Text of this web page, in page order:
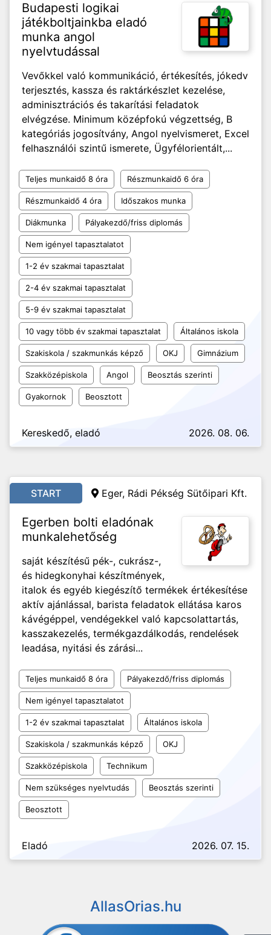
Budapesti logikai
játékboltjainkba eladó
munka angol
nyelvtudással
Vevőkkel való kommunikáció, értékesítés, jókedv
terjesztés, kassza és raktárkészlet kezelése,
adminisztrációs és takarítási feladatok
elvégzése. Minimum középfokú végzettség, B
kategóriás jogosítvány, Angol nyelvismeret, Excel
felhasználói szintű ismerete, Ügyfélorientált,...
Teljes munkaidő 8 óra Részmunkaidő 6 óra
Részmunkaidő 4 óra Időszakos munka
Diákmunka Pályakezdő/friss diplomás
Nem igényel tapasztalatot
1-2 év szakmai tapasztalat
2-4 év szakmai tapasztalat
5-9 év szakmai tapasztalat
10 vagy több év szakmai tapasztalat Általános iskola
Szakiskola / szakmunkás képző OKJ Gimnázium
Szakközépiskola Angol Beosztás szerinti
Gyakornok Beosztott
Kereskedő, eladó 2026. 08. 06.
START Eger, Rádi Pékség Sütőipari Kft.
Egerben bolti eladónak
munkalehetőség
saját készítésű pék-, cukrász-,
és hidegkonyhai készítmények,
italok és egyéb kiegészítő termékek értékesítése
aktív ajánlással, barista feladatok ellátása karos
kávégéppel, vendégekkel való kapcsolattartás,
kasszakezelés, termékgazdálkodás, rendelések
leadása, nyitási és zárási...
Teljes munkaidő 8 óra Pályakezdő/friss diplomás
Nem igényel tapasztalatot
1-2 év szakmai tapasztalat Általános iskola
Szakiskola / szakmunkás képző OKJ
Szakközépiskola Technikum
Nem szükséges nyelvtudás Beosztás szerinti
Beosztott
Eladó 2026. 07. 15.
AllasOrias.hu